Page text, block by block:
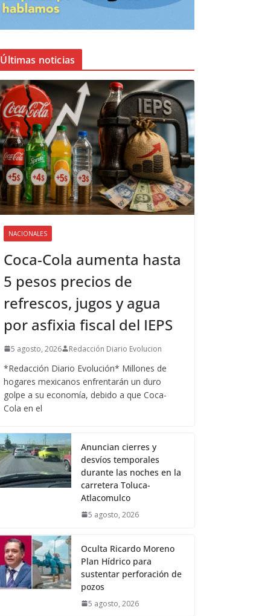
Últimas noticias
NACIONALES
Coca-Cola aumenta hasta
5 pesos precios de
refrescos, jugos y agua
por asfixia fiscal del IEPS
5 agosto, 2026 Redacción Diario Evolucion
*Redacción Diario Evolución* Millones de
hogares mexicanos enfrentarán un duro
golpe a su economía, debido a que Coca-
Cola en el
Anuncian cierres y
desvíos temporales
durante las noches en la
carretera Toluca-
Atlacomulco
5 agosto, 2026
Oculta Ricardo Moreno
Plan Hídrico para
sustentar perforación de
pozos
5 agosto, 2026